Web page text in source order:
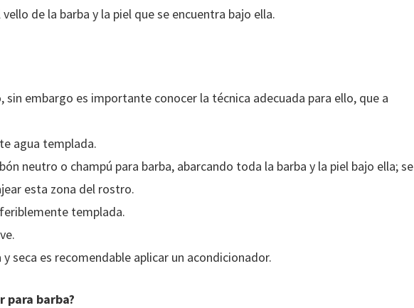
de la barba y la piel que se encuentra bajo ella.
sin embargo es importante conocer la técnica adecuada para ello, que a
agua templada.
neutro o champú para barba, abarcando toda la barba y la piel bajo ella; se
esta zona del rostro.
templada.
seca es recomendable aplicar un acondicionador.
para barba?